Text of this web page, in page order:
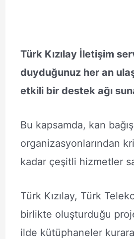
Türk Kızılay İletişim
duyduğunuz her an
etkili bir destek ağı
Bu kapsamda, kan
organizasyonlarından
kadar çeşitli hizmetler
Türk Kızılay, Türk
birlikte oluşturduğu
ilde kütüphaneler